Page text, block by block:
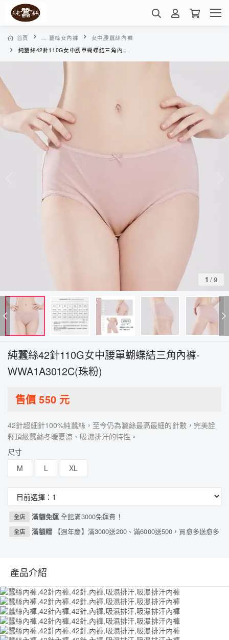
首頁 ... 蠶絲女內褲
女中腰蠶絲內褲
純蠶絲42針110G女中腰單蝴蝶結三角內褲-WWA1A3012C(珠粉)
1 /9
純蠶絲42針110G女中腰單蝴蝶結三角內褲-
WWA1A3012C(珠粉)
售價550元
42針超細針100%純蠶絲，至今仍為蠶絲最高最細的針數，完美詮
釋頂級蠶絲冬暖夏涼、吸濕排汗的特性。
尺寸
M
L XL
全店 滿額免運全館滿3000免運費！
全店 滿額贈 【週年慶】滿3000送200、滿6000送500，買愈多送愈多
產品介紹